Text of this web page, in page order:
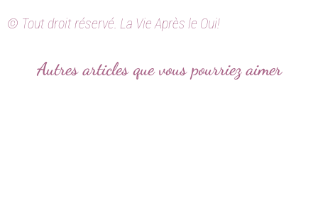
© Tout droit réservé. La Vie Après le Oui!
Autres articles que vous pourriez aimer